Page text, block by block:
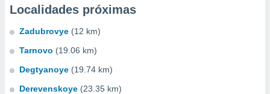
Localidades próximas
Zadubrovye (12 km)
Tarnovo (19.06 km)
Degtyanoye (19.74 km)
Derevenskoye (23.35 km)